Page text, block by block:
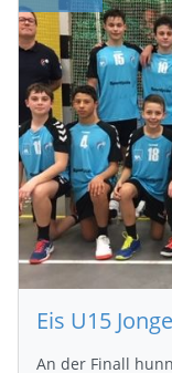
An der Finall